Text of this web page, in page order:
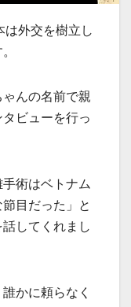
は外交を樹立し
んの名前で親
ビューを行っ
術はベトナム
目だった」と
してくれまし
かに頼らなく